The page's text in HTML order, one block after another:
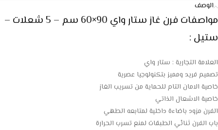
الوصف
مواصفات فرن غاز ستار واي 90×60 سم – 5 شعلات –
ستيل :
العلامة التجارية : ستار واي
تصميم فريد ومميز بتكنولوجيا عصرية
خاصية الامان التام للحماية من تسريب الغاز
خاصية الاشعال الذاتي
الفرن مزود باضاءة داخلية لمتابعه الطهي
باب الفرن ثنائي الطبقات لمنع تسرب الحرارة